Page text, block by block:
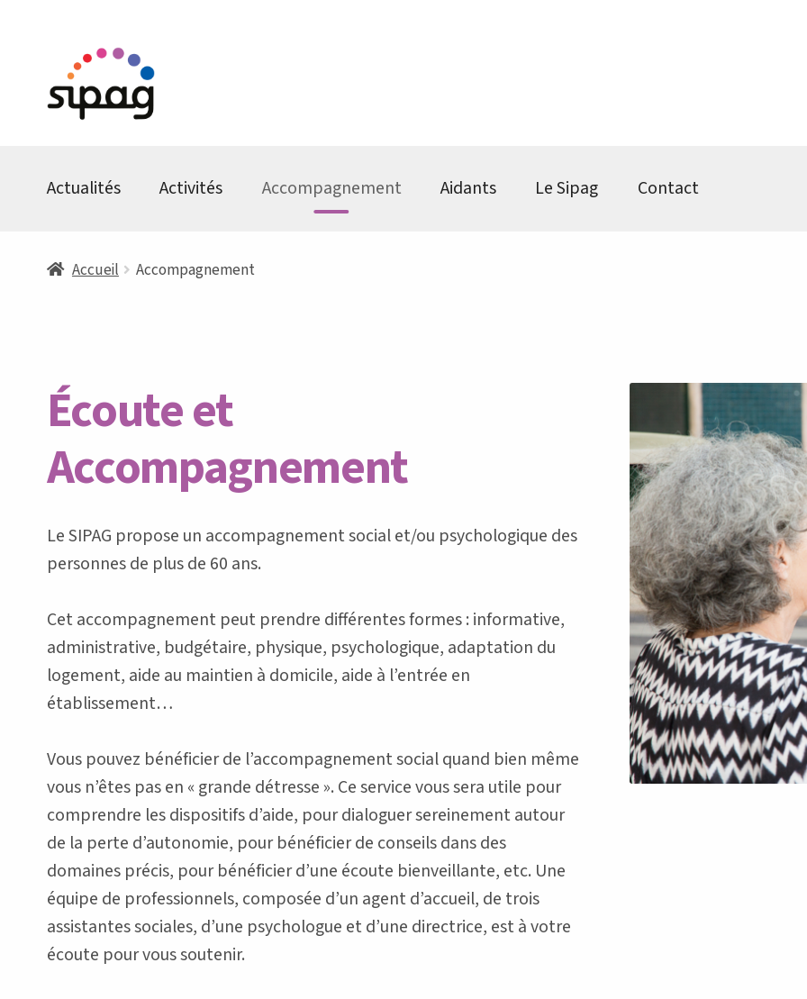
Aller
à
la
Aller
au
contenu
Actualités Activités Accompagnement Aidants Le Sipag Contact
Accueil Accompagnement
Écoute et
Accompagnement
Le SIPAG propose un accompagnement social et/ou psychologique des
personnes de plus de 60 ans.
Cet accompagnement peut prendre différentes formes : informative,
administrative, budgétaire, physique, psychologique, adaptation du
logement, aide au maintien à domicile, aide à l’entrée en
établissement…
Vous pouvez bénéficier de l’accompagnement social quand bien même
vous n’êtes pas en « grande détresse ». Ce service vous sera utile pour
comprendre les dispositifs d’aide, pour dialoguer sereinement autour
de la perte d’autonomie, pour bénéficier de conseils dans des
domaines précis, pour bénéficier d’une écoute bienveillante, etc. Une
équipe de professionnels, composée d’un agent d’accueil, de trois
assistantes sociales, d’une psychologue et d’une directrice, est à votre
écoute pour vous soutenir.